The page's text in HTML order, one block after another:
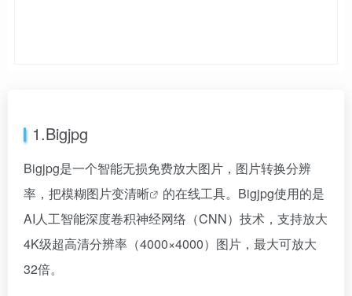
1.Bigjpg
Bigjpg是一个智能无损免费放大图片，图片转换分辨
率，把模糊图片变清晰
的在线工具。Bigjpg使用的是
AI人工智能深度卷积神经网络（CNN）技术，支持放大
4K级超高清分辨率（4000×4000）图片，最大可放大
32倍。